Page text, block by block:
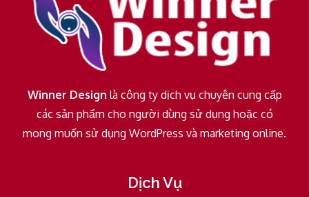
Winner Design là công ty dịch vụ chuyên cung cấp
các sản phẩm cho người dùng sử dụng hoặc có
mong muốn sử dụng WordPress và marketing online.
Dịch Vụ